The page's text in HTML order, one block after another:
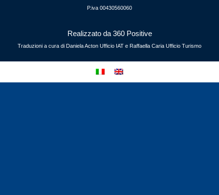
P.iva 00430560060
Realizzato da 360 Positive
Traduzioni a cura di Daniela Acton Ufficio IAT e Raffaella Caria Ufficio Turismo